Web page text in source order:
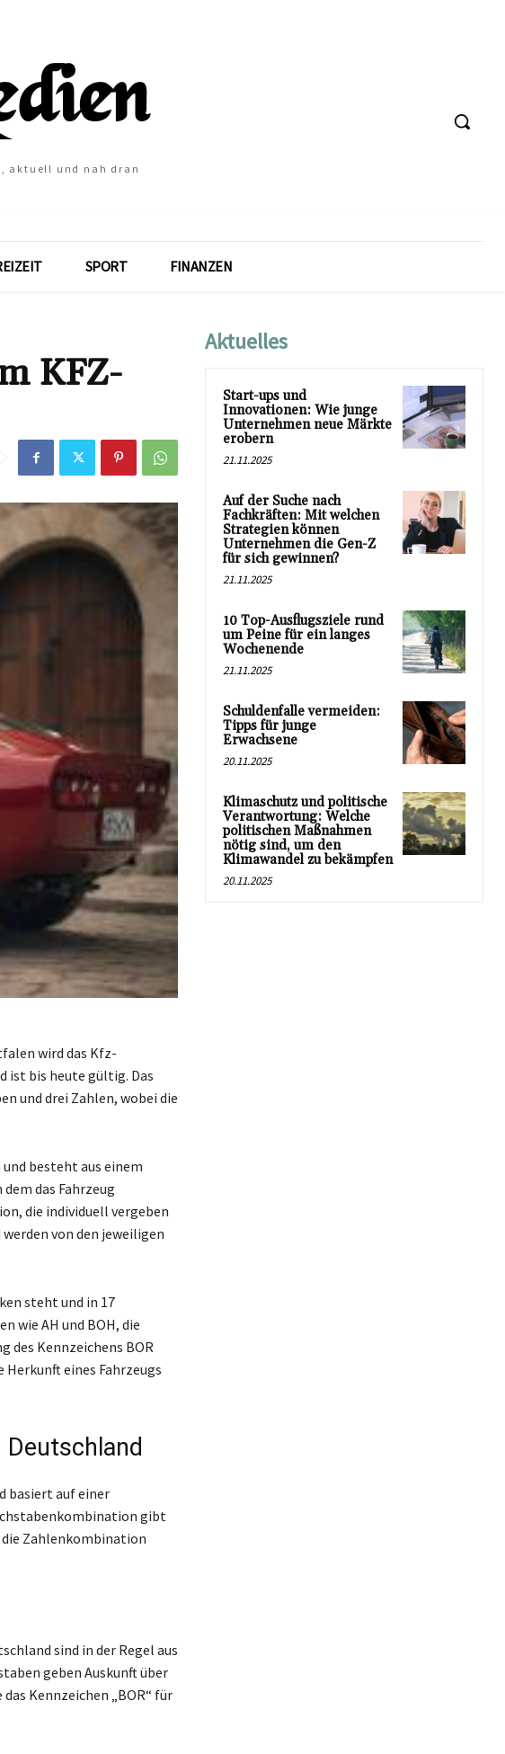
aktuell und nah dran
SPORT FINANZEN
KFZ-
wird das Kfz-
ist bis heute gültig. Das
und drei Zahlen, wobei die
besteht aus einem
das Fahrzeug
die individuell vergeben
von den jeweiligen
steht und in 17
wie AH und BOH, die
des Kennzeichens BOR
eines Fahrzeugs
basiert auf einer
gibt
die Zahlenkombination
sind in der Regel aus
geben Auskunft über
Kennzeichen „BOR“ für
Aktuelles
Start-ups und
Innovationen: Wie junge
Unternehmen neue Märkte
erobern
21.11.2025
Auf der Suche nach
Fachkräften: Mit welchen
Strategien können
Unternehmen die Gen-Z
für sich gewinnen?
21.11.2025
10 Top-Ausflugsziele rund
um Peine für ein langes
Wochenende
21.11.2025
Schuldenfalle vermeiden:
Tipps für junge
Erwachsene
20.11.2025
Klimaschutz und politische
Verantwortung: Welche
politischen Maßnahmen
nötig sind, um den
Klimawandel zu bekämpfen
20.11.2025